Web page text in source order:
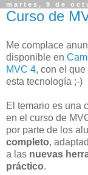
martes, 9 de
Curso de
Me complace
disponible en
MVC 4, con el
esta tecnología ;-)
El temario es una
en el curso de
por parte de los
completo,
a las nuevas
práctico.